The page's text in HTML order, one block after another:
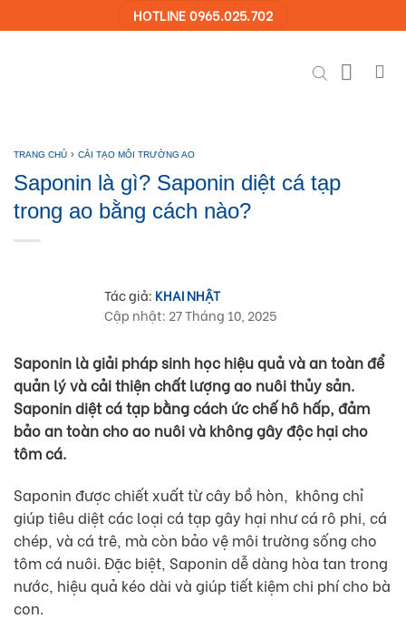
to
HOTLINE 0965.025.702
TRANG CHỦ › CẢI TẠO MÔI TRƯỜNG AO
Saponin là gì? Saponin diệt cá tạp
trong ao bằng cách nào?
Tác giả: KHAI NHẬT
Cập nhật: 27 Tháng 10, 2025
Saponin là giải pháp sinh học hiệu quả và an toàn để
quản lý và cải thiện chất lượng ao nuôi thủy sản.
Saponin diệt cá tạp bằng cách ức chế hô hấp, đảm
bảo an toàn cho ao nuôi và không gây độc hại cho
tôm cá.
Saponin được chiết xuất từ cây bồ hòn, không chỉ
giúp tiêu diệt các loại cá tạp gây hại như cá rô phi, cá
chép, và cá trê, mà còn bảo vệ môi trường sống cho
tôm cá nuôi. Đặc biệt, Saponin dễ dàng hòa tan trong
nước, hiệu quả kéo dài và giúp tiết kiệm chi phí cho bà
con.